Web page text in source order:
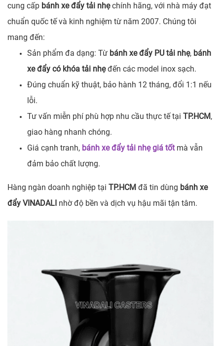
cung cấp bánh xe đẩy tải nhẹchính hãng, với nhà máy đạt
chuẩn quốc tế và kinh nghiệm từ năm 2007. Chúng tôi
mang đến:
Sản phẩm đa dạng: Từ bánh xe đẩy PU tải nhẹ, bánh
xe đẩy có khóa tải nhẹđến các model inox sạch.
Đúng chuẩn kỹ thuật, bảo hành 12 tháng, đổi 1:1 nếu
lỗi.
Tư vấn miễn phí phù hợp nhu cầu thực tế tại TP.HCM,
giao hàng nhanh chóng.
Giá cạnh tranh, bánh xe đẩy tải nhẹ giá tốtmà vẫn
đảm bảo chất lượng.
Hàng ngàn doanh nghiệp tại TP.HCM đã tin dùng bánh xe
đẩy VINADALI nhờ độ bền và dịch vụ hậu mãi tận tâm.